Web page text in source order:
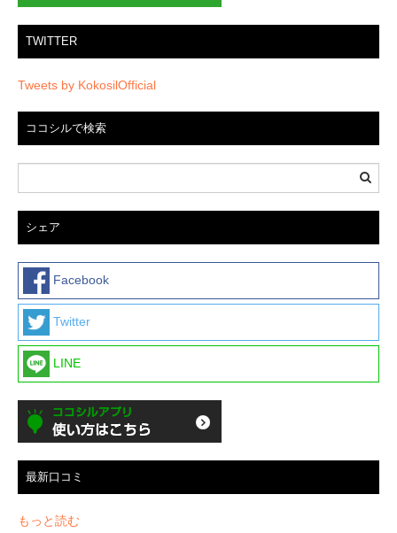
TWITTER
Tweets by KokosilOfficial
ココシルで検索
シェア
Facebook
Twitter
LINE
最新口コミ
もっと読む